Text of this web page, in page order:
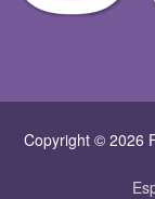
Copyright © 2026